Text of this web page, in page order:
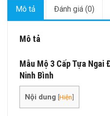
Mô tả Đánh giá (0)
Mô tả
Mẫu Mộ 3 Cấp Tựa Ngai
Ninh Bình
Nội dung [Hiện]